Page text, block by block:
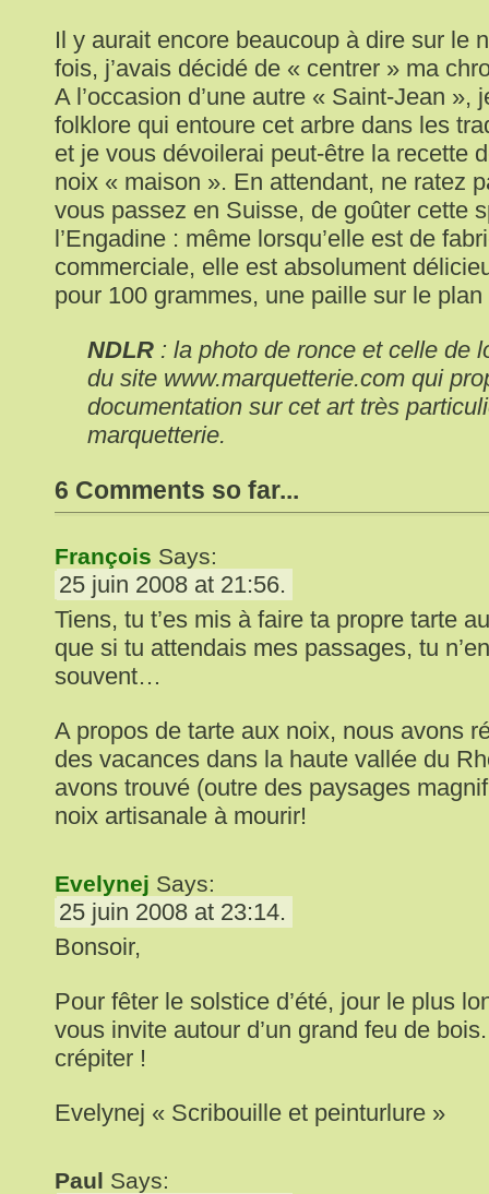
Il y aurait encore beaucoup à dire sur le
fois, j’avais décidé de « centrer » ma
A l’occasion d’une autre « Saint-Jean »,
folklore qui entoure cet arbre dans les
et je vous dévoilerai peut-être la recette
noix « maison ». En attendant, ne ratez
vous passez en Suisse, de goûter cette
l’Engadine : même lorsqu’elle est de
commerciale, elle est absolument
pour 100 grammes, une paille sur le
NDLR : la photo de ronce et celle de
du site www.marquetterie.com qui
documentation sur cet art très
marquetterie.
6 Comments so far...
François Says:
25 juin 2008 at 21:56.
Tiens, tu t’es mis à faire ta propre tarte
que si tu attendais mes passages, tu
souvent…
A propos de tarte aux noix, nous avons
des vacances dans la haute vallée du
avons trouvé (outre des paysages
noix artisanale à mourir!
Evelynej Says:
25 juin 2008 at 23:14.
Bonsoir,
Pour fêter le solstice d’été, jour le plus
vous invite autour d’un grand feu de
crépiter !
Evelynej « Scribouille et peinturlure »
Paul Says: